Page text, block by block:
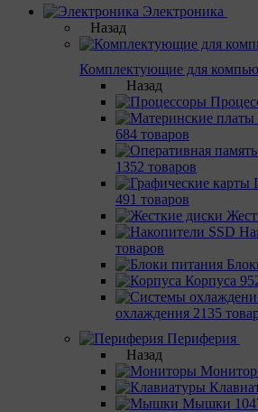
Электроника
Назад
Комплектующие для
Назад
684 товаров
1352 товаров
491 товаров
товаров
Корпуса
охлаждения 2135
Периферия
Назад
Мышки